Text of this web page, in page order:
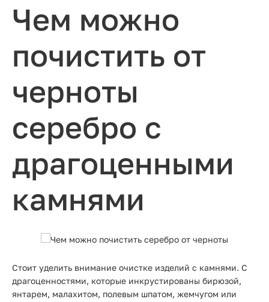
Чем можно
почистить от
черноты
серебро с
драгоценными
камнями
Стоит уделить внимание очистке изделий с камнями. С
драгоценностями, которые инкрустированы бирюзой,
янтарем, малахитом, полевым шпатом, жемчугом или